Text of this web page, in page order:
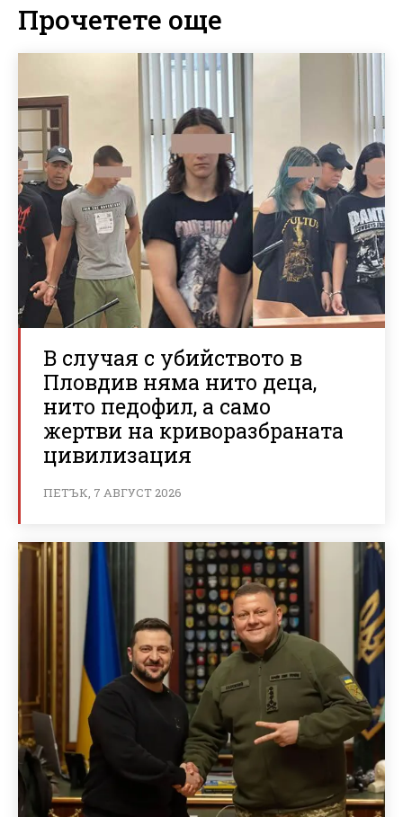
Прочетете още
В случая с убийството в
Пловдив няма нито деца,
нито педофил, а само
жертви на криворазбраната
цивилизация
ПЕТЪК, 7 АВГУСТ 2026